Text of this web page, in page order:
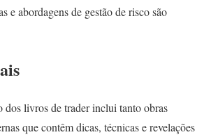
e abordagens de gestão de risco são
dos livros de trader inclui tanto obras
que contêm dicas, técnicas e revelações